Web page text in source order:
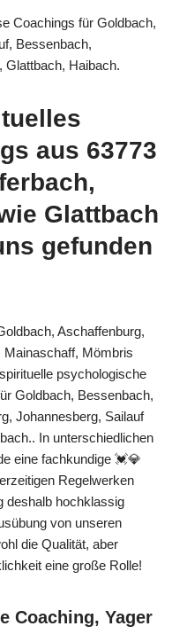
Coachings für Goldbach,
Bessenbach,
Glattbach, Haibach.
aus 63773
Glattbach
gefunden
Aschaffenburg,
Mömbris
psychologische
Goldbach, Bessenbach,
Johannesberg, Sailauf
In unterschiedlichen
eine fachkundige 💓️💎
Regelwerken
deshalb hochklassig
von unseren
die Qualität, aber
eine große Rolle!
Coaching, Yager